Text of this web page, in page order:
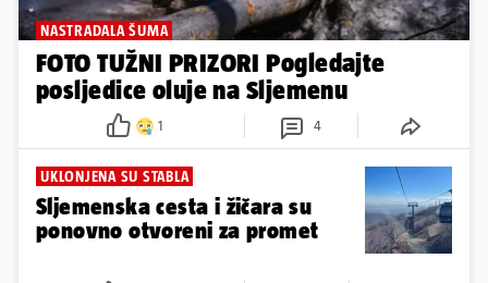
NASTRADALA ŠUMA
FOTO TUŽNI PRIZORI Pogledajte
posljedice oluje na Sljemenu
1 4
UKLONJENA SU STABLA
Sljemenska cesta i žičara su
ponovno otvoreni za promet